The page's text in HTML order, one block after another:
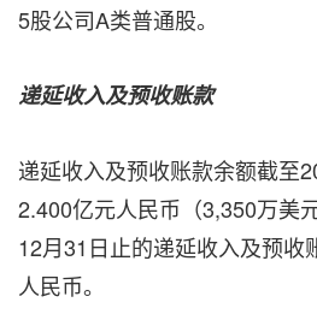
5股公司A类普通股。
递延收入及预收账款
递延收入及预收账款余额截至
2.400亿元人民币（3,350万美
12月31日止的递延收入及预收
人民币。